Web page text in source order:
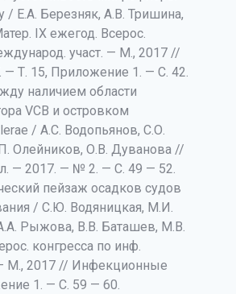
Е.А. Березняк, А.В. Тришина,
IХ ежегод. Всерос.
участ. — М., 2017 //
Т. 15, Приложение 1. — С. 42.
наличием области
VCB и островком
/ А.С. Водопьянов, С.О.
Олейников, О.В. Дуванова //
— 2017. — № 2. — С. 49 — 52.
пейзаж осадков судов
/ С.Ю. Водяницкая, М.И.
Рыжова, В.В. Баташев, М.В.
конгресса по инф.
М., 2017 // Инфекционные
1. — С. 59 — 60.